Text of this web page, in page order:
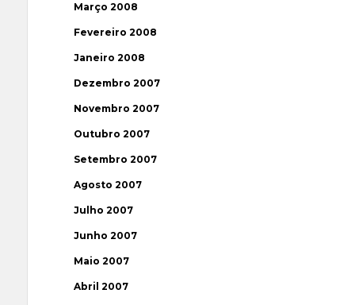
Março 2008
Fevereiro 2008
Janeiro 2008
Dezembro 2007
Novembro 2007
Outubro 2007
Setembro 2007
Agosto 2007
Julho 2007
Junho 2007
Maio 2007
Abril 2007